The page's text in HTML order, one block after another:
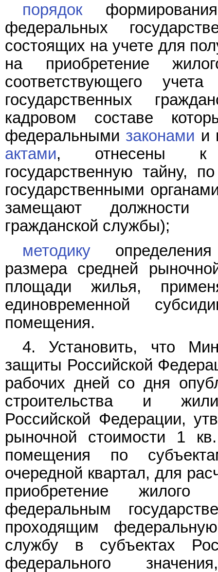
порядок
федеральных
состоящих на учете для
на приобретение
соответствующего
государственных
кадровом составе
федеральными законами и
актами, отнесены к
государственную тайну,
государственными
замещают должности
гражданской службы);
методику
размера средней
площади жилья,
единовременной
помещения.
4. Установить, что
защиты Российской
рабочих дней со дня
строительства и
Российской Федерации,
рыночной стоимости 1
помещения по
очередной квартал, для
приобретение жилого
федеральным
проходящим
службу в субъектах
федерального